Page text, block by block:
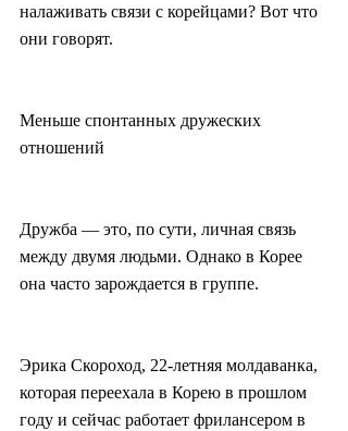
налаживать связи с корейцами? Вот что
они говорят.
Меньше спонтанных дружеских
отношений
Дружба — это, по сути, личная связь
между двумя людьми. Однако в Корее
она часто зарождается в группе.
Эрика Скороход, 22-летняя молдаванка,
которая переехала в Корею в прошлом
году и сейчас работает фрилансером в